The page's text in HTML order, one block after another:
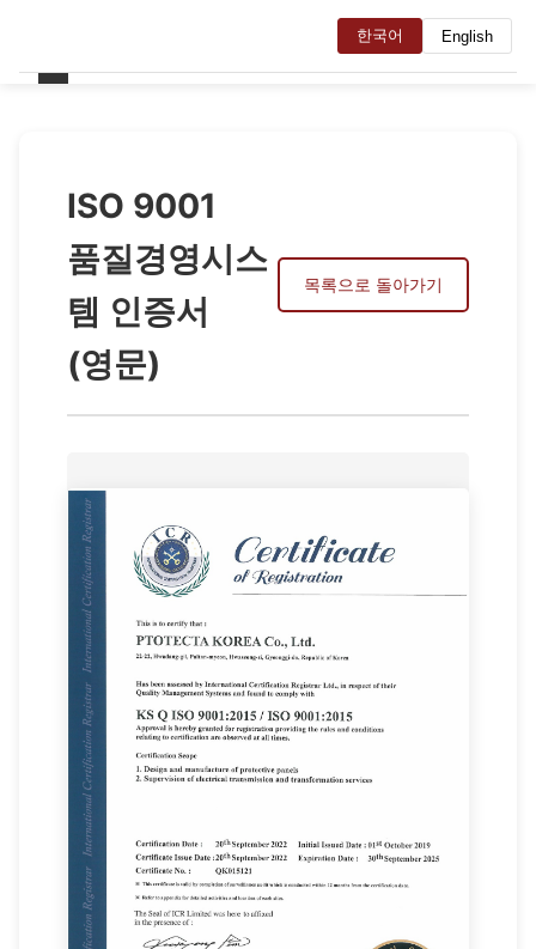
한국어 English
ISO 9001
품질경영시스
템 인증서
(영문)
목록으로 돌아가기